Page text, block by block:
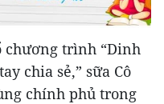
chương trình “Dinh
chia sẻ,” sữa Cô
chính phủ trong